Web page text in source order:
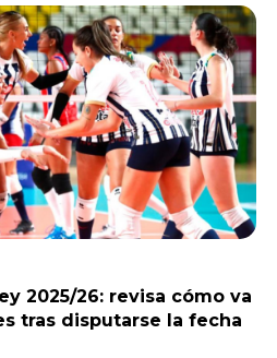
2025/26: revisa cómo va
tras disputarse la fecha